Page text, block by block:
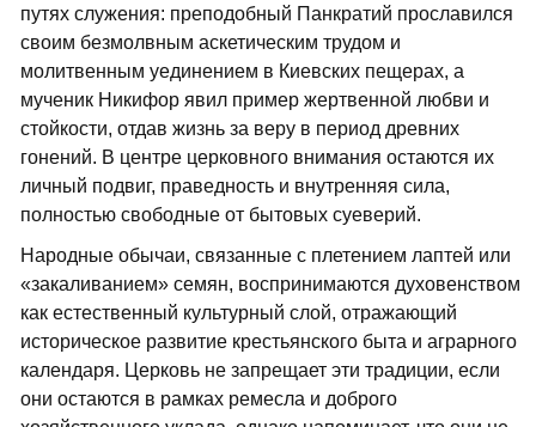
путях служения: преподобный Панкратий прославился
своим безмолвным аскетическим трудом и
молитвенным уединением в Киевских пещерах, а
мученик Никифор явил пример жертвенной любви и
стойкости, отдав жизнь за веру в период древних
гонений. В центре церковного внимания остаются их
личный подвиг, праведность и внутренняя сила,
полностью свободные от бытовых суеверий.
Народные обычаи, связанные с плетением лаптей или
«закаливанием» семян, воспринимаются духовенством
как естественный культурный слой, отражающий
историческое развитие крестьянского быта и аграрного
календаря. Церковь не запрещает эти традиции, если
они остаются в рамках ремесла и доброго